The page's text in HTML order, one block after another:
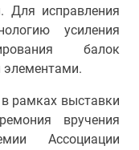
Для исправления
усиления
балок
рамках выставки
вручения
Ассоциации